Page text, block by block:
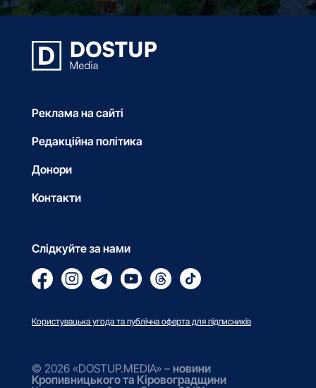
Реклама на сайті
Редакційна політика
Донори
Контакти
Слідкуйте за нами
Користувацька угода та публічна оферта для підписників
© 2026 «DOSTUP.MEDIA» – новини
Кропивницького та Кіровоградщини